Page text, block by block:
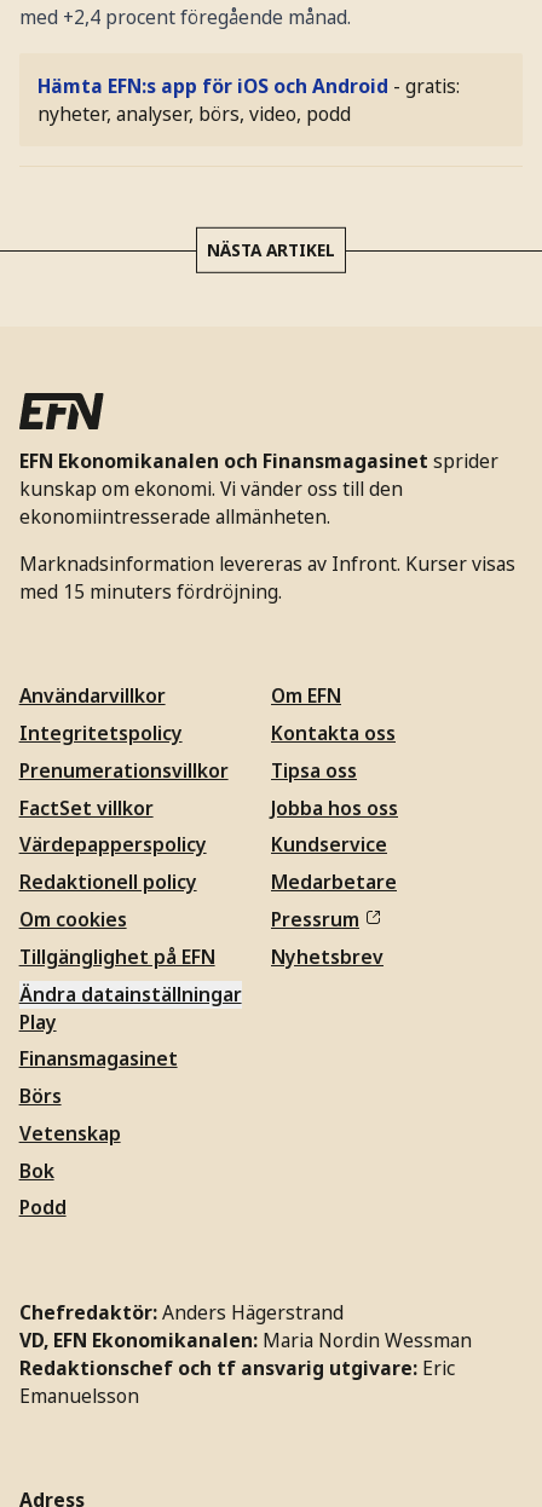
med +2,4 procent föregående månad.
Hämta EFN:s app för iOS och Android - gratis:
nyheter, analyser, börs, video, podd
NÄSTA ARTIKEL
EFN Ekonomikanalen och Finansmagasinet sprider
kunskap om ekonomi. Vi vänder oss till den
ekonomiintresserade allmänheten.
Marknadsinformation levereras av Infront. Kurser visas
med 15 minuters fördröjning.
Användarvillkor
Integritetspolicy
Prenumerationsvillkor
FactSet villkor
Värdepapperspolicy
Redaktionell policy
Om cookies
Tillgänglighet på EFN
Ändra datainställningar
Om EFN
Kontakta oss
Tipsa oss
Jobba hos oss
Kundservice
Medarbetare
Pressrum
Nyhetsbrev
Play
Finansmagasinet
Börs
Vetenskap
Bok
Podd
Chefredaktör:Anders Hägerstrand
VD, EFN Ekonomikanalen: Maria Nordin Wessman
Redaktionschef och tf ansvarig utgivare: Eric
Emanuelsson
Adress